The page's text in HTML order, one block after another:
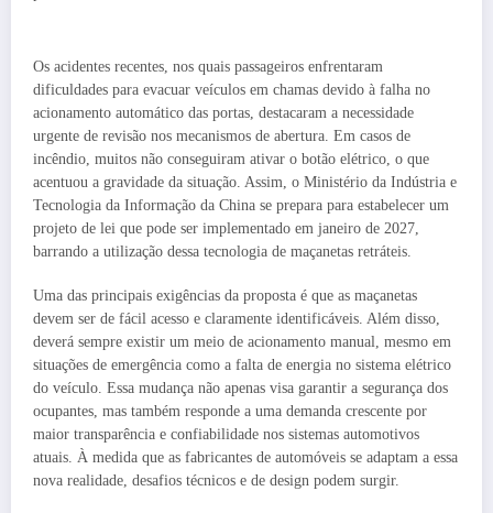
Os acidentes recentes, nos quais passageiros enfrentaram
dificuldades para evacuar veículos em chamas devido à falha no
acionamento automático das portas, destacaram a necessidade
urgente de revisão nos mecanismos de abertura. Em casos de
incêndio, muitos não conseguiram ativar o botão elétrico, o que
acentuou a gravidade da situação. Assim, o Ministério da Indústria e
Tecnologia da Informação da China se prepara para estabelecer um
projeto de lei que pode ser implementado em janeiro de 2027,
barrando a utilização dessa tecnologia de maçanetas retráteis.
Uma das principais exigências da proposta é que as maçanetas
devem ser de fácil acesso e claramente identificáveis. Além disso,
deverá sempre existir um meio de acionamento manual, mesmo em
situações de emergência como a falta de energia no sistema elétrico
do veículo. Essa mudança não apenas visa garantir a segurança dos
ocupantes, mas também responde a uma demanda crescente por
maior transparência e confiabilidade nos sistemas automotivos
atuais. À medida que as fabricantes de automóveis se adaptam a essa
nova realidade, desafios técnicos e de design podem surgir.